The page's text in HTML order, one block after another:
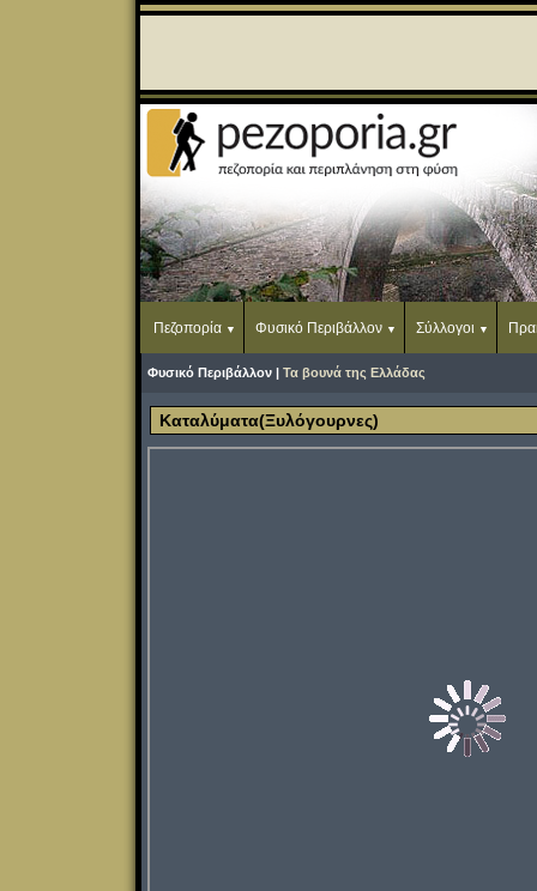
Πεζοπορία Φυσικό Περιβάλλον Σύλλογοι
Φυσικό Περιβάλλον | Τα βουνά της Ελλάδας
Καταλύματα(Ξυλόγουρνες)